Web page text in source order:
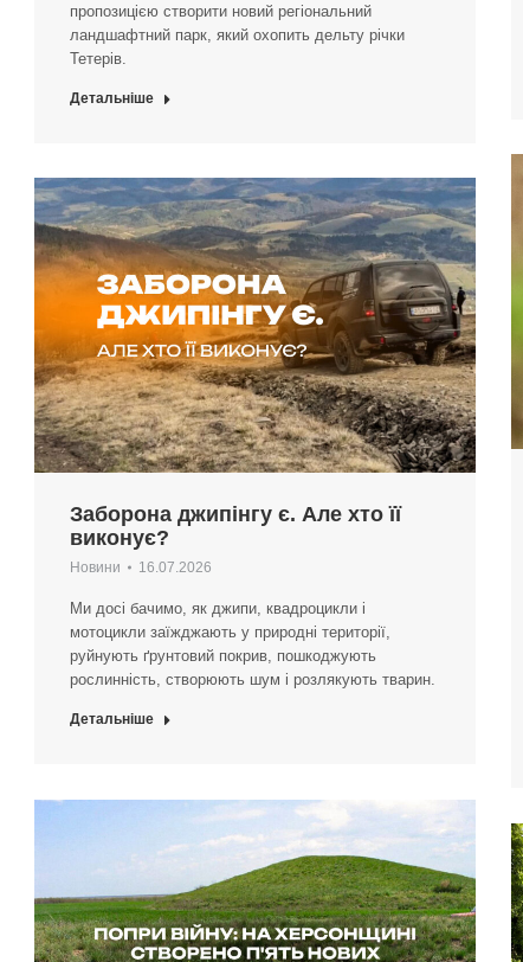
пропозицією створити новий регіональний
ландшафтний парк, який охопить дельту річки
Тетерів.
Детальніше
Заборона джипінгу є. Але хто її
виконує?
Новини 16.07.2026
Ми досі бачимо, як джипи, квадроцикли і
мотоцикли заїжджають у природні території,
руйнують ґрунтовий покрив, пошкоджують
рослинність, створюють шум і розлякують тварин.
Детальніше